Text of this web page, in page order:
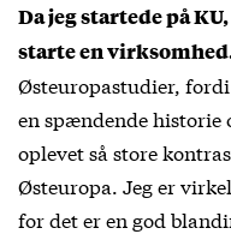
Da jeg startede på
starte en
Østeuropastudier,
en spændende historie
oplevet så store
Østeuropa. Jeg er
for det er en god